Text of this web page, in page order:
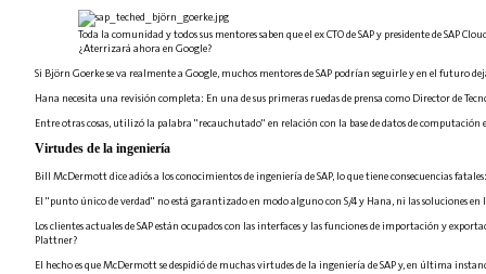
Toda la comunidad y todos sus mentores saben que el ex CTO de SAP y presidente de SAP
¿Aterrizará ahora en Google?
Si Björn Goerke se va realmente a Google, muchos mentores de SAP podrían seguirle y en el futuro
Hana necesita una revisión completa: En una de sus primeras ruedas de prensa como Director de
Entre otras cosas, utilizó la palabra "recauchutado" en relación con la base de datos de
Virtudes de la ingeniería
Bill McDermott dice adiós a los conocimientos de ingeniería de SAP, lo que tiene consecuencias
El "punto único de verdad" no está garantizado en modo alguno con S/4 y Hana, ni las soluciones
Los clientes actuales de SAP están ocupados con las interfaces y las funciones de importación y
Plattner?
El hecho es que McDermott se despidió de muchas virtudes de la ingeniería de SAP y, en última